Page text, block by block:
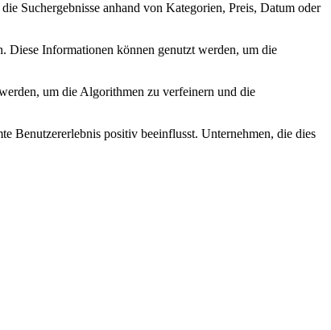
Suchergebnisse anhand von Kategorien, Preis, Datum oder
Diese Informationen können genutzt werden, um die
um die Algorithmen zu verfeinern und die
Benutzererlebnis positiv beeinflusst. Unternehmen, die dies